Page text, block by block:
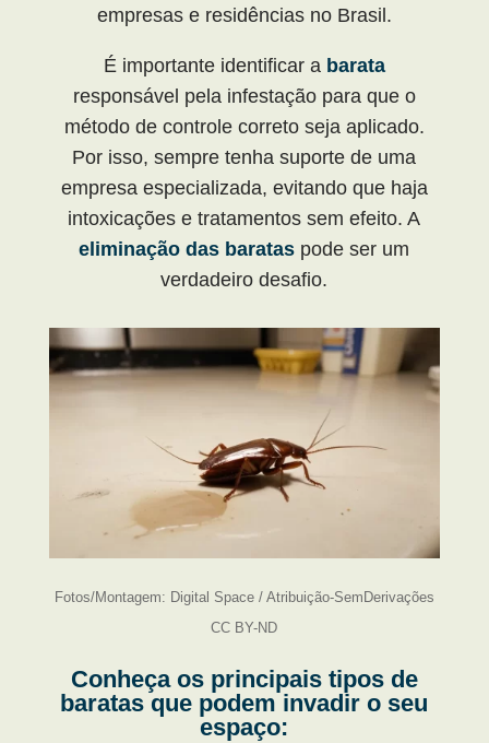
empresas e residências no Brasil.
É importante identificar a barata
responsável pela infestação para que o
método de controle correto seja aplicado.
Por isso, sempre tenha suporte de uma
empresa especializada, evitando que haja
intoxicações e tratamentos sem efeito. A
eliminação das baratas pode ser um
verdadeiro desafio.
Fotos/Montagem: Digital Space / Atribuição-SemDerivações
CC BY-ND
Conheça os principais tipos de
baratas que podem invadir o seu
espaço: